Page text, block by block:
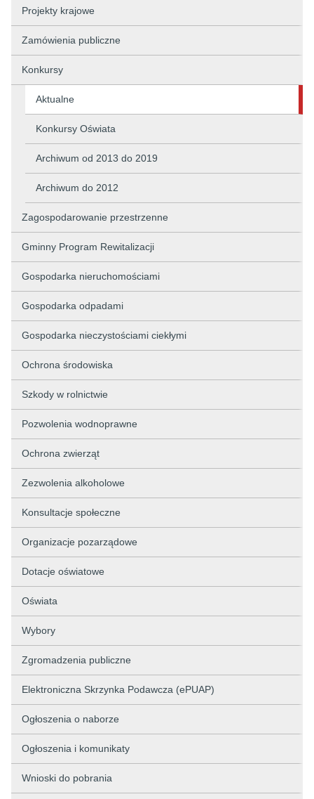
Projekty krajowe
Zamówienia publiczne
Konkursy
Aktualne
Konkursy Oświata
Archiwum od 2013 do 2019
Archiwum do 2012
Zagospodarowanie przestrzenne
Gminny Program Rewitalizacji
Gospodarka nieruchomościami
Gospodarka odpadami
Gospodarka nieczystościami ciekłymi
Ochrona środowiska
Szkody w rolnictwie
Pozwolenia wodnoprawne
Ochrona zwierząt
Zezwolenia alkoholowe
Konsultacje społeczne
Organizacje pozarządowe
Dotacje oświatowe
Oświata
Wybory
Zgromadzenia publiczne
Elektroniczna Skrzynka Podawcza (ePUAP)
Ogłoszenia o naborze
Ogłoszenia i komunikaty
Wnioski do pobrania